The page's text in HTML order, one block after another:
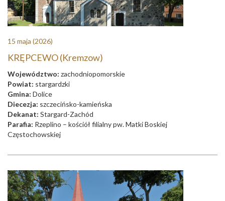
15 maja (2026)
KRĘPCEWO (Kremzow)
Województwo: zachodniopomorskie
Powiat: stargardzki
Gmina: Dolice
Diecezja: szczecińsko-kamieńska
Dekanat: Stargard-Zachód
Parafia: Rzeplino – kościół filialny pw. Matki Boskiej
Częstochowskiej